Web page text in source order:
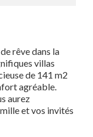
rêve dans la
villas
de 141 m2
agréable.
aurez
et vos invités